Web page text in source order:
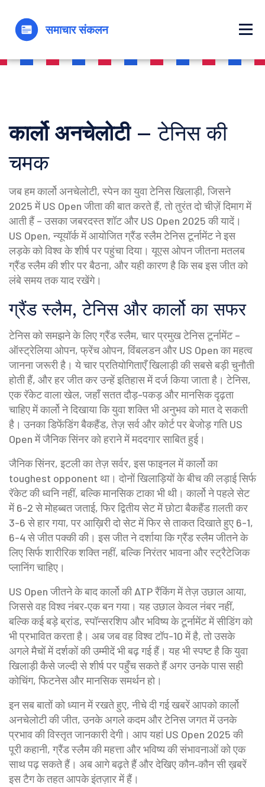
कार्लो अनचेलोटी– टेनिस की
चमक
जब हमकार्लो अनचेलोटी,स्पेन का युवा टेनिस खिलाड़ी, जिसने
2025 में US Open जीताकी बात करते हैं, तो तुरंत दो चीज़ें दिमाग में
आती हैं – उसका जबरदस्त शॉट और US Open 2025 की यादें।
US Open,न्यूयॉर्क में आयोजित ग्रैंड स्लैम टेनिस टूर्नामेंटने इस
लड़के को विश्व के शीर्ष पर पहुंचा दिया। यूएस ओपन जीतना मतलब
ग्रैंड स्लैम की शीर पर बैठना, और यही कारण है कि सब इस जीत को
लंबे समय तक याद रखेंगे।
ग्रैंड स्लैम, टेनिस और कार्लो का सफर
टेनिस को समझने के लिएग्रैंड स्लैम,चार प्रमुख टेनिस टूर्नामेंट –
ऑस्ट्रेलिया ओपन, फ्रेंच ओपन, विंबलडन और US Openका महत्व
जानना जरूरी है। ये चार प्रतियोगिताएँ खिलाड़ी की सबसे बड़ी चुनौती
होती हैं, और हर जीत कर उन्हें इतिहास में दर्ज किया जाता है।टेनिस,
एक रॅकेट वाला खेल, जहाँ सतत दौड़-पकड़ और मानसिक दृढ़ता
चाहिएमें कार्लो ने दिखाया कि युवा शक्ति भी अनुभव को मात दे सकती
है। उनका डिफेंडिंग बैकहैंड, तेज़ सर्व और कोर्ट पर बेजोड़ गति US
Open में जैनिक सिंनर को हराने में मददगार साबित हुई।
जैनिक सिंनर, इटली का तेज़ सर्वर, इस फाइनल में कार्लो का
toughest opponent था। दोनों खिलाड़ियों के बीच की लड़ाई सिर्फ
रॅकेट की ध्वनि नहीं, बल्कि मानसिक टाका भी थी। कार्लो ने पहले सेट
में 6-2 से मोहब्बत जताई, फिर द्वितीय सेट में छोटा बैकहैंड ग़लती कर
3-6 से हार गया, पर आख़िरी दो सेट में फिर से ताकत दिखाते हुए 6-1,
6-4 से जीत पक्की की। इस जीत ने दर्शाया कि ग्रैंड स्लैम जीतने के
लिए सिर्फ शारीरिक शक्ति नहीं, बल्कि निरंतर भावना और स्ट्रैटेजिक
प्लानिंग चाहिए।
US Open जीतने के बाद कार्लो की ATP रैंकिंग में तेज़ उछाल आया,
जिससे वह विश्व नंबर‑एक बन गया। यह उछाल केवल नंबर नहीं,
बल्कि कई बड़े ब्रांड, स्पॉन्सरशिप और भविष्य के टूर्नामेंट में सीडिंग को
भी प्रभावित करता है। अब जब वह विश्व टॉप-10 में है, तो उसके
अगले मैचों में दर्शकों की उम्मीदें भी बढ़ गई हैं। यह भी स्पष्ट है कि युवा
खिलाड़ी कैसे जल्दी से शीर्ष पर पहुँच सकते हैं अगर उनके पास सही
कोचिंग, फिटनेस और मानसिक समर्थन हो।
इन सब बातों को ध्यान में रखते हुए, नीचे दी गई खबरें आपको कार्लो
अनचेलोटी की जीत, उनके अगले कदम और टेनिस जगत में उनके
प्रभाव की विस्तृत जानकारी देगी। आप यहां US Open 2025 की
पूरी कहानी, ग्रैंड स्लैम की महत्ता और भविष्य की संभावनाओं को एक
साथ पढ़ सकते हैं। अब आगे बढ़ते हैं और देखिए कौन‑कौन सी ख़बरें
इस टैग के तहत आपके इंतज़ार में हैं।